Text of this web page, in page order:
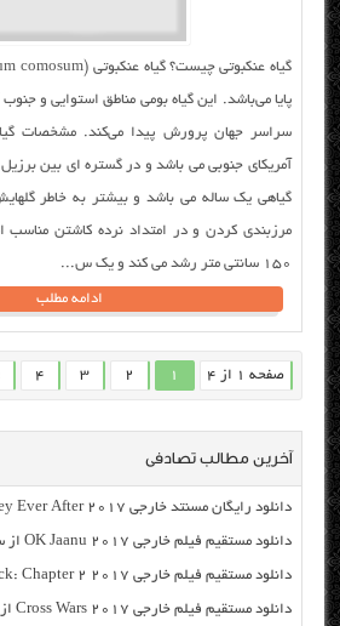
پایا می‌باشد. این گیاه بومی مناطق استوایی و
سراسر جهان پرورش پیدا می‌کند. مشخصات
آمریکای جنوبی می باشد و در گستره ای بین
گیاهی یک ساله می باشد و بیشتر به خاطر
مرزبندی کردن و در امتداد نرده کاشتن مناسب
۱۵۰ سانتی متر رشد می کند و یک س...
ادامه مطلب
صفحه 1 از 4 1
2
3
4
آخرین مطالب تصادفی
دانلود رایگان مسنتد خارجی Britney Ever After 2017 با لینک مستقیم
دانلود مستقیم فیلم خارجی OK Jaanu 2017 از سرور سایت
دانلود مستقیم فیلم خارجی John Wick: Chapter 2 2017 از سرور سایت
دانلود مستقیم فیلم خارجی Cross Wars 2017 از سرور سایت